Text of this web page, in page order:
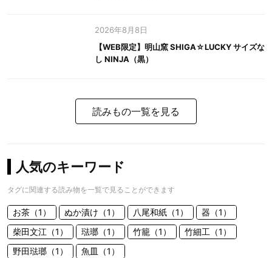
2026年8月8日
【WEB限定】明山窯 SHIGA☆LUCKY サイズな
し NINJA（黒）
読みもの一覧を見る
人気のキーワード
タグに関連する読み物を一覧で見ることができます
お茶（1） ぬか漬け（1） 八尾和紙（1）
器（1）
柴田文江（1）
琺瑯（1） 竹籠（1）
竹細工（1）
野田琺瑯（1）
魚皿（1）